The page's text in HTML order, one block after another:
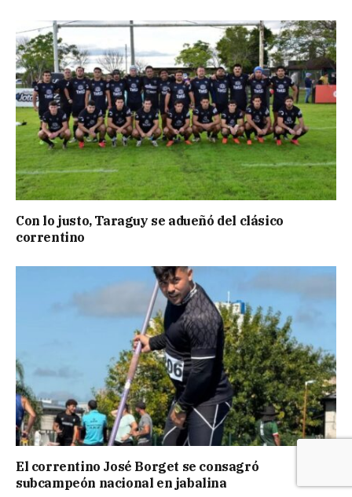
Con lo justo, Taraguy se adueñó del clásico
correntino
El correntino José Borget se consagró
subcampeón nacional en jabalina